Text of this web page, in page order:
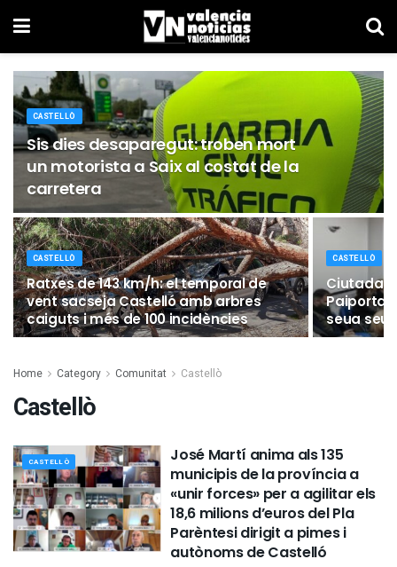
CASTELLÒ
Sis dies desaparegut: troben mort
un motorista a Saix al costat de la
carretera
CASTELLÒ
Ratxes de 143 km/h: el temporal de
vent sacseja Castelló amb arbres
caiguts i més de 100 incidències
CASTELLÒ
Paiporta
seua seu
Home Category Comunitat Castellò
Castellò
CASTELLÒ
José Martí anima als 135
municipis de la província a
«unir forces» per a agilitar els
18,6 milions d’euros del Pla
Parèntesi dirigit a pimes i
autònoms de Castelló